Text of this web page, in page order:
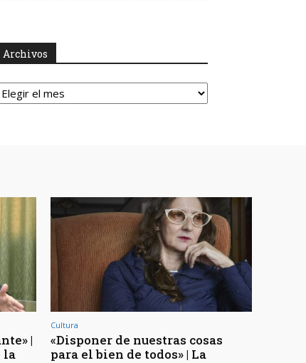
Archivos
|
la
Cultura
«Disponer de nuestras cosas
para el bien de todos» | La